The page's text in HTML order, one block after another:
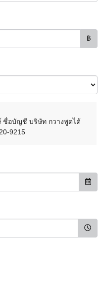
฿
ชื่อบัญชี บริษัท กวางพูดได้
9215